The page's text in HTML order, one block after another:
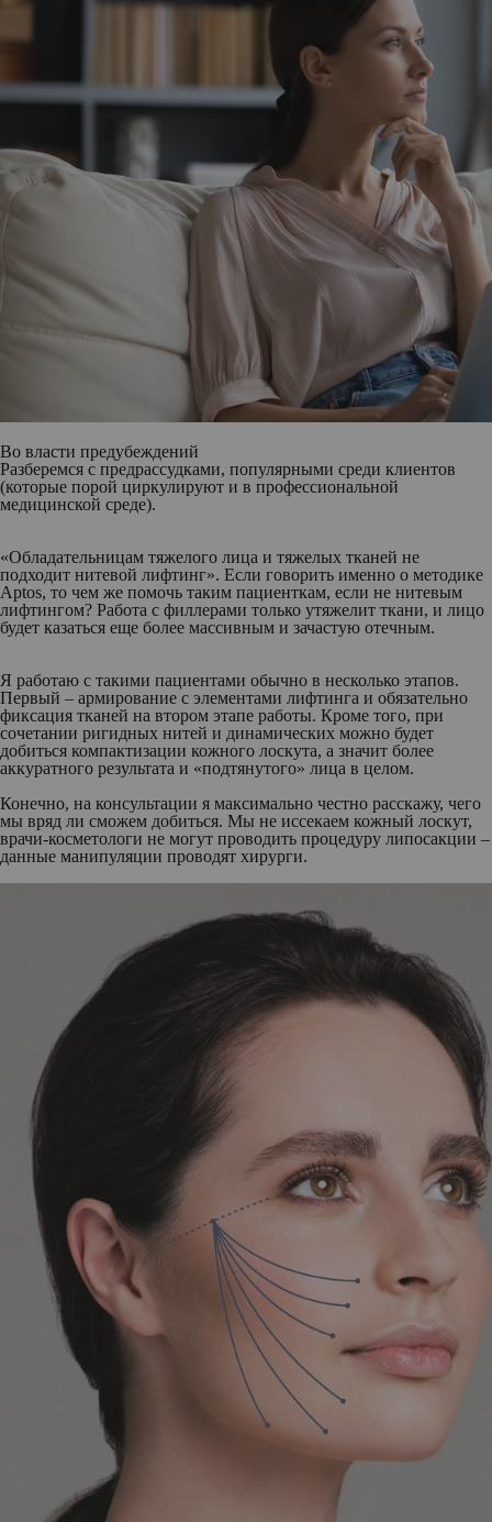
Во власти предубеждений
Разберемся с предрассудками, популярными среди клиентов
(которые порой циркулируют и в профессиональной
медицинской среде).
«Обладательницам тяжелого лица и тяжелых тканей не
подходит нитевой лифтинг». Если говорить именно о методике
Aptos, то чем же помочь таким пациенткам, если не нитевым
лифтингом? Работа с филлерами только утяжелит ткани, и лицо
будет казаться еще более массивным и зачастую отечным.
Я работаю с такими пациентами обычно в несколько этапов.
Первый – армирование с элементами лифтинга и обязательно
фиксация тканей на втором этапе работы. Кроме того, при
сочетании ригидных нитей и динамических можно будет
добиться компактизации кожного лоскута, а значит более
аккуратного результата и «подтянутого» лица в целом.
Конечно, на консультации я максимально честно расскажу, чего
мы вряд ли сможем добиться. Мы не иссекаем кожный лоскут,
врачи-косметологи не могут проводить процедуру липосакции –
данные манипуляции проводят хирурги.